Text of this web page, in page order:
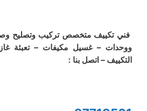
فني تكييف متخصص تركيب وتصليح
ووحدات – غسيل مكيفات – تعبئة
التكييف – اتصل بنا :